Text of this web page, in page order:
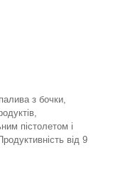
з бочки,
пістолетом і
від 9